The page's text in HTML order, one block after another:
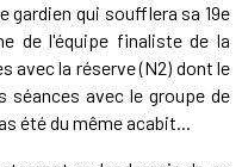
gardien qui soufflera sa 19e
de l'équipe finaliste de la
avec la réserve (N2) dont le
séances avec le groupe de
été du même acabit...